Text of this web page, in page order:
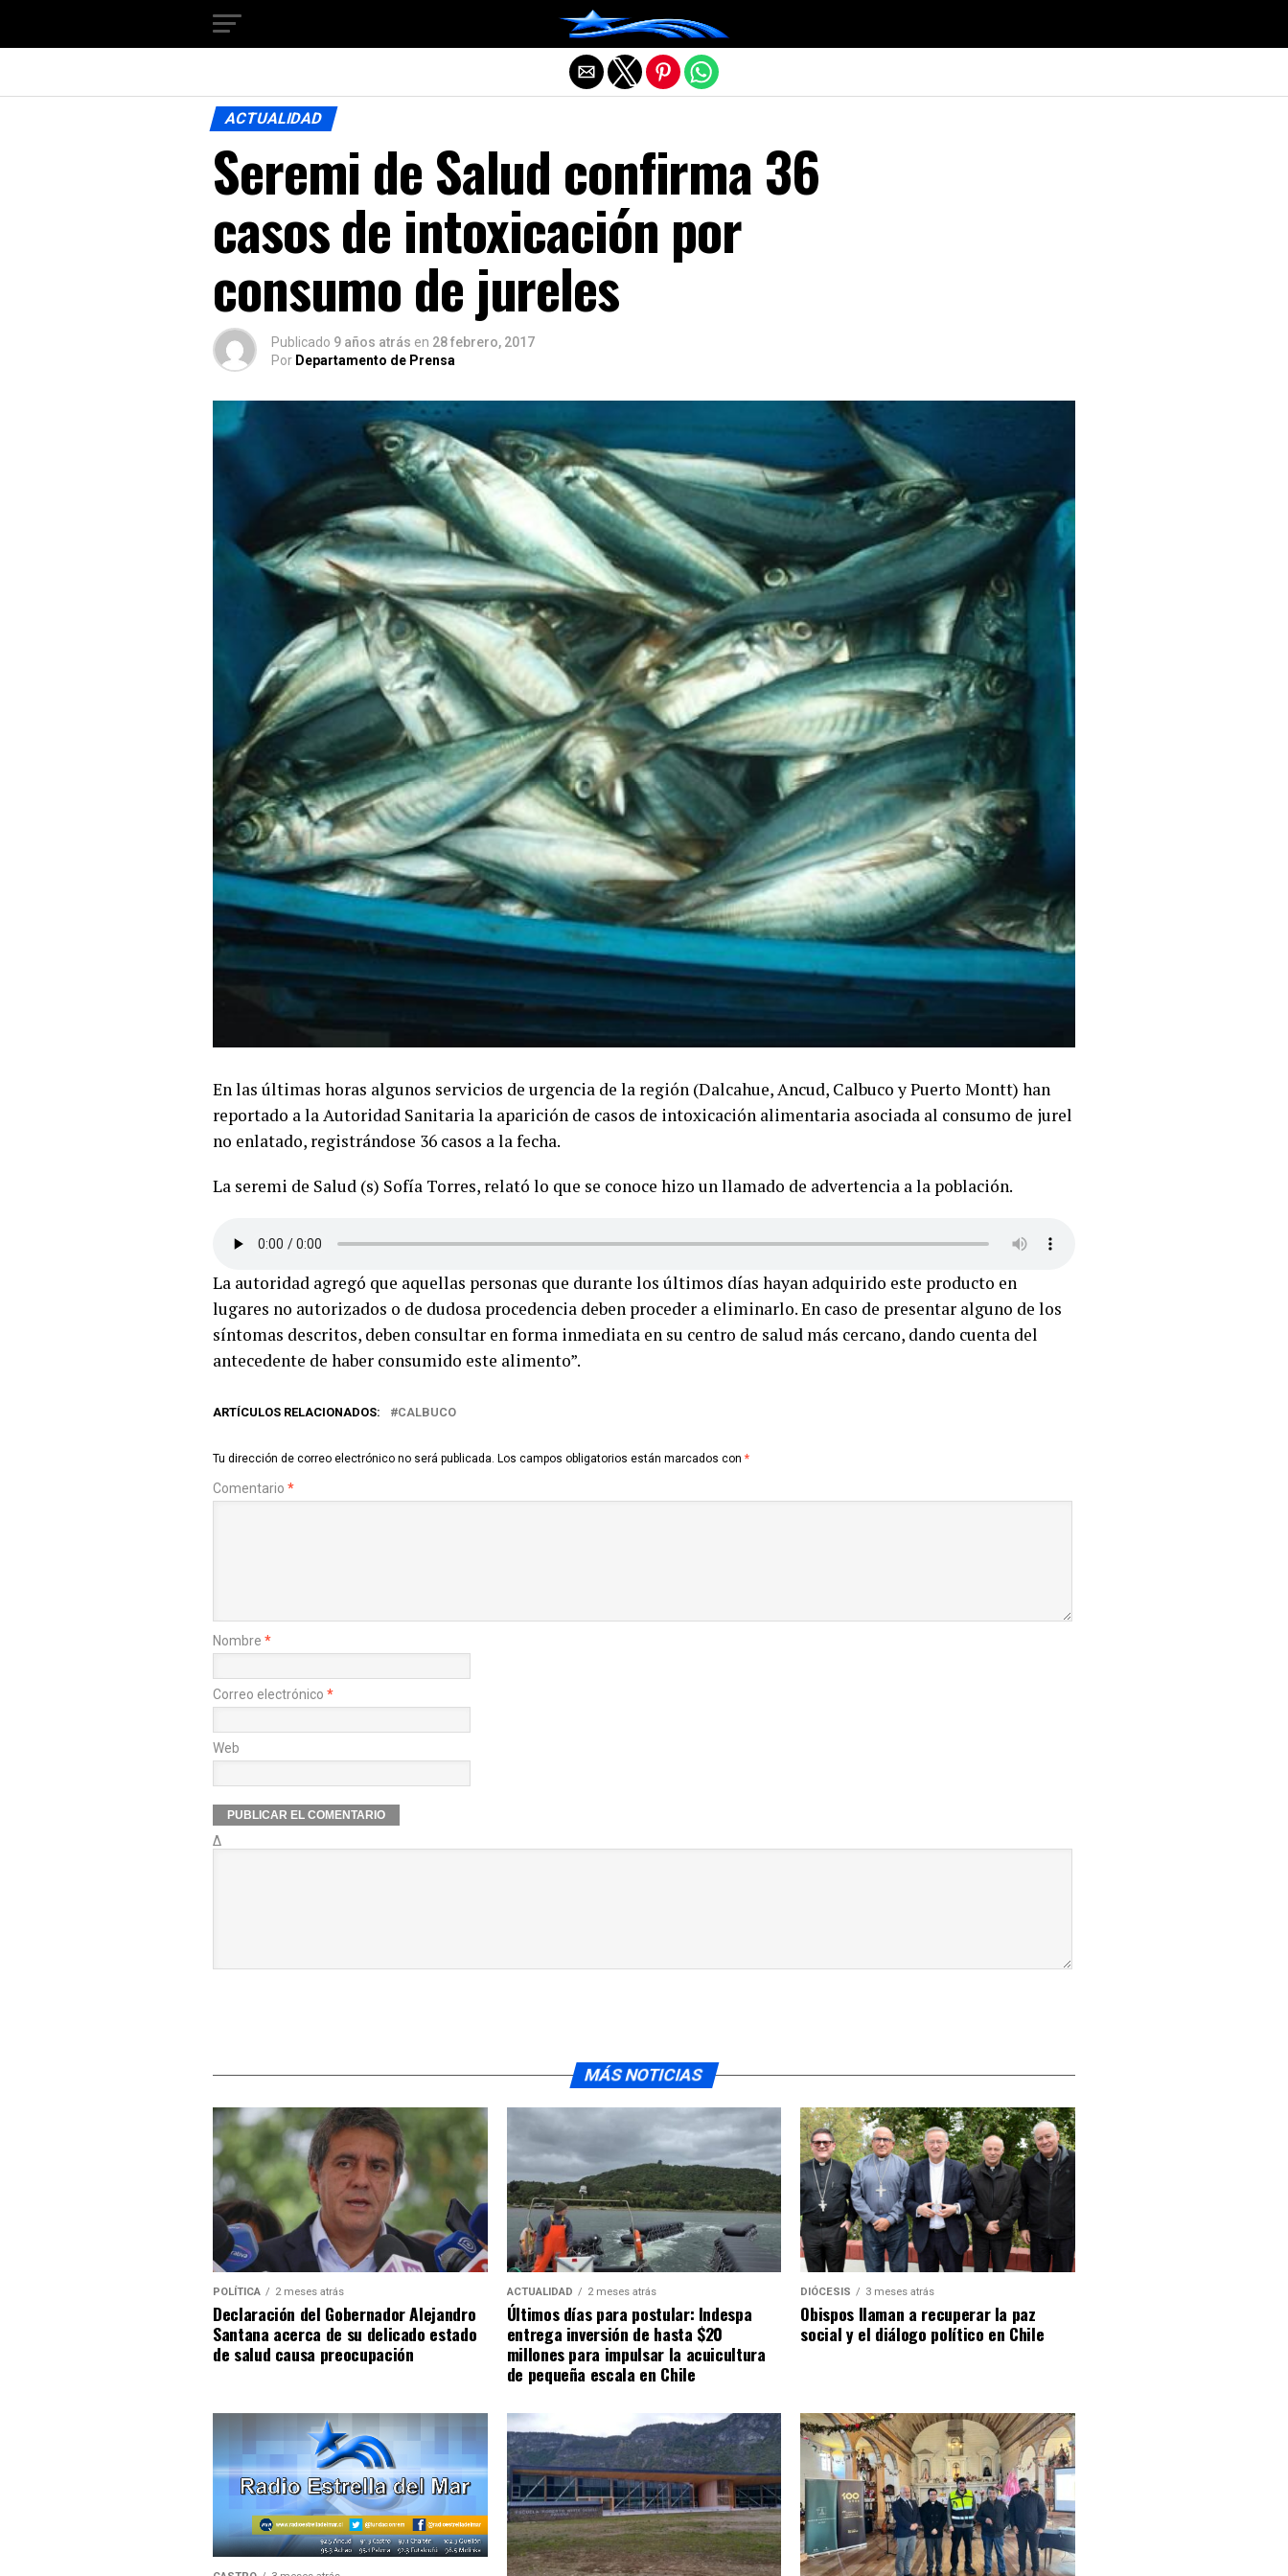
ACTUALIDAD
Seremi de Salud confirma 36
casos de intoxicación por
consumo de jureles
Publicado 9 años atrás en 28 febrero, 2017
Por Departamento de Prensa
En las últimas horas algunos servicios de urgencia de la región (Dalcahue, Ancud, Calbuco y Puerto Montt) han
reportado a la Autoridad Sanitaria la aparición de casos de intoxicación alimentaria asociada al consumo de jurel
no enlatado, registrándose 36 casos a la fecha.
La seremi de Salud (s) Sofía Torres, relató lo que se conoce hizo un llamado de advertencia a la población.
La autoridad agregó que aquellas personas que durante los últimos días hayan adquirido este producto en
lugares no autorizados o de dudosa procedencia deben proceder a eliminarlo. En caso de presentar alguno de los
síntomas descritos, deben consultar en forma inmediata en su centro de salud más cercano, dando cuenta del
antecedente de haber consumido este alimento”.
ARTÍCULOS RELACIONADOS: CALBUCO
Tu dirección de correo electrónico no será publicada. Los campos obligatorios están marcados con *
Comentario *
Nombre *
Correo electrónico *
Web
Δ
MÁS NOTICIAS
POLÍTICA 2 meses atrás
Declaración del Gobernador Alejandro
Santana acerca de su delicado estado
de salud causa preocupación
ACTUALIDAD 2 meses atrás
Últimos días para postular: Indespa
entrega inversión de hasta $20
millones para impulsar la acuicultura
de pequeña escala en Chile
DIÓCESIS 3 meses atrás
Obispos llaman a recuperar la paz
social y el diálogo político en Chile
Salir de la versión móvil